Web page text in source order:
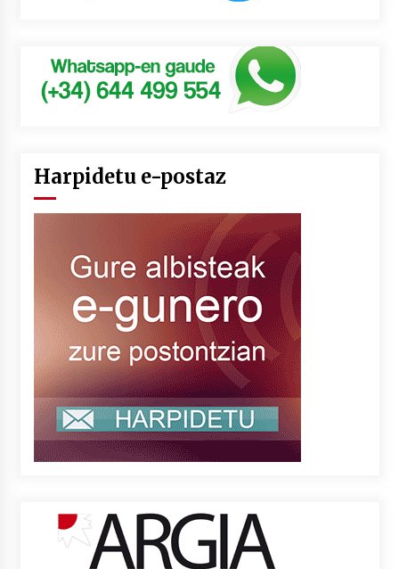
Harpidetu e-postaz